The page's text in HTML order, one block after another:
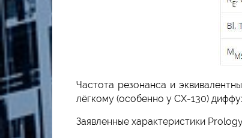
Частота резонанса и
лёгкому (особенно у СX-130)
Заявленные характеристики